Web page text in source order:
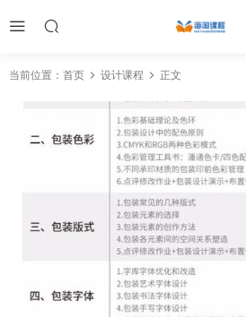
当前位置： 首页 设计课程 正文